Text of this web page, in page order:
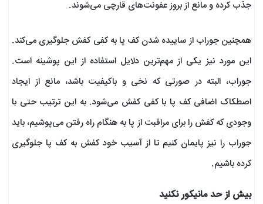
جذب کرده و مانع از بروز عفونت‌‌های قارچی می‌شوند.
همچنین جوراب از ساییده شدن کف پا به کفی کفش جلوگیری می‌کند.
این مورد نیز یکی از مهم‌ترین دلایل استفاده از این پوشینه است.
جوراب، البته در صورتی که نخی و باکیفیت باشد، مانع از ایجاد
اصطکاک اضافی کف پا با کفی کفش می‌شود. به این ترتیب حتی با
وجودی که کفش را برای مراقبت از پا به هنگام راه رفتن می‌پوشیم، باید
جوراب را نیز پایمان کنیم تا از آسیب خود کفش به کف پا جلوگیری
کرده باشیم.
بیش از حد مانیکور نکنید